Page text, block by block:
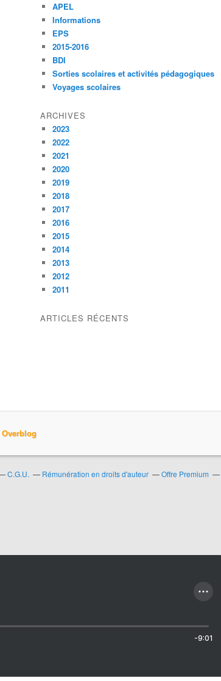
APEL
Informations
EPS
2015-2016
BDI
Sorties scolaires et activités pédagogiques
Voyages scolaires
ARCHIVES
2023
2022
2021
2020
2019
2018
2017
2016
2015
2014
2013
2012
2011
ARTICLES RÉCENTS
Overblog
C.G.U. Rémunération en droits d'auteur Offre Premium
-9:01